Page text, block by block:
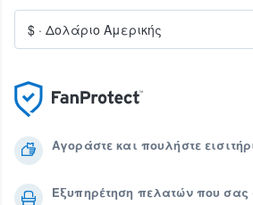
Αγοράστε και πουλήστε
Εξυπηρέτηση πελατών που σας
$ · Δολάριο Αμερικής